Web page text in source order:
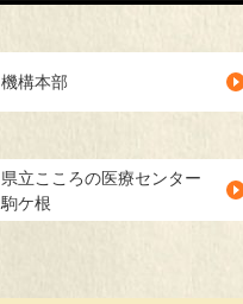
機構本部
県立こころの医療センター
駒ケ根